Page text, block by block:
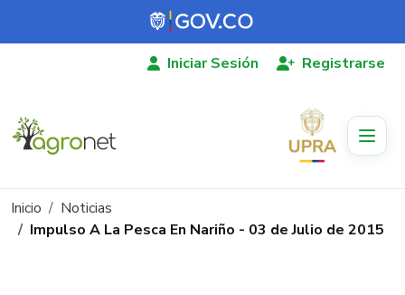
Pasar al contenido principal
Iniciar Sesión Registrarse
Ruta de navegación
Inicio
Noticias
Impulso A La Pesca En Nariño - 03 de Julio de 2015